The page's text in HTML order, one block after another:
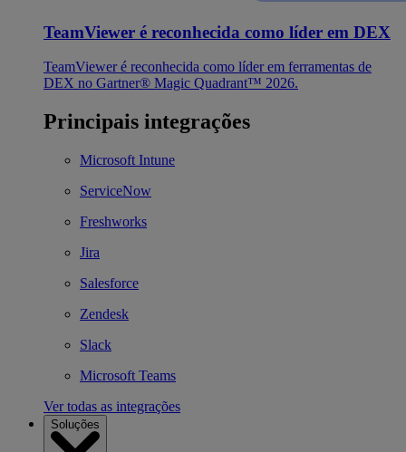
TeamViewer é reconhecida como líder em DEX
TeamViewer é reconhecida como líder em ferramentas de
DEX no Gartner® Magic Quadrant™ 2026.
Principais integrações
Microsoft Intune
ServiceNow
Freshworks
Jira
Salesforce
Zendesk
Slack
Microsoft Teams
Ver todas as integrações
Soluções